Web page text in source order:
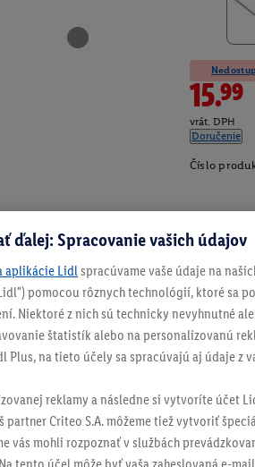
15.99
vrát. DPH
Doručenie
Číslo
ďalej: Spracovanie vašich údajov
aplikácie Lidl spracúvame vaše údaje na
pomocou rôznych technológií, ktoré sa
Niektoré z nich sú technicky nevyhnutné
štatistík alebo na personalizovanú
na tieto účely sa spracúvajú aj údaje z
reklamy a následne si vytvoríte účet
partner Criteo S.A. môžeme tiež vytvoriť
vás mohli rozpoznať v službách